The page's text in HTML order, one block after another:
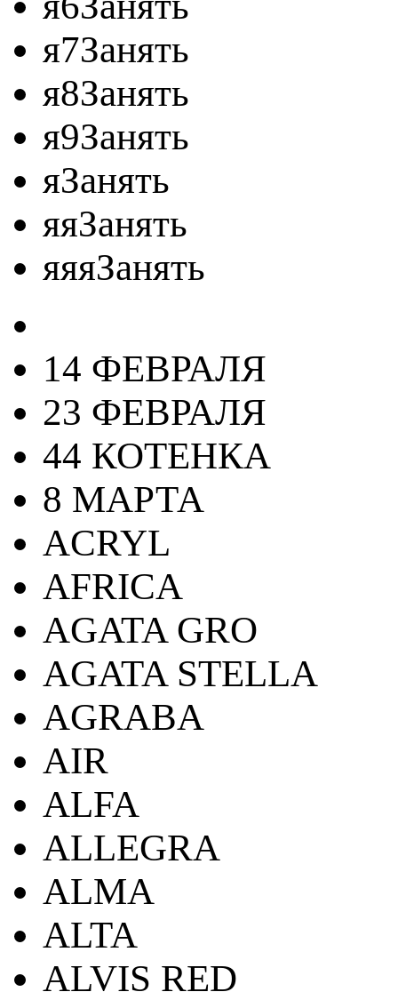
я7Занять
я8Занять
я9Занять
яЗанять
яяЗанять
яяяЗанять
14 ФЕВРАЛЯ
23 ФЕВРАЛЯ
44 КОТЕНКА
8 МАРТА
ACRYL
AFRICA
AGATA GRO
AGATA STELLA
AGRABA
AIR
ALFA
ALLEGRA
ALMA
ALTA
ALVIS RED